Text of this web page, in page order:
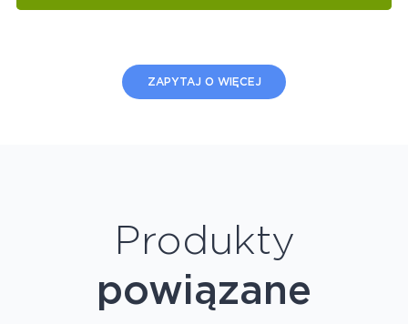
ZAPYTAJ O WIĘCEJ
Produkty
powiązane